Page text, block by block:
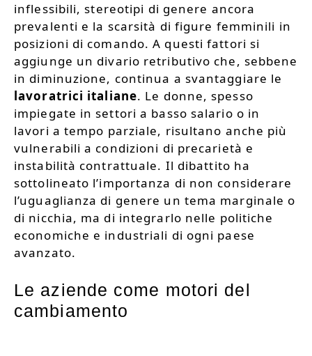
inflessibili, stereotipi di genere ancora
prevalenti e la scarsità di figure femminili in
posizioni di comando. A questi fattori si
aggiunge un divario retributivo che, sebbene
in diminuzione, continua a svantaggiare le
lavoratrici italiane. Le donne, spesso
impiegate in settori a basso salario o in
lavori a tempo parziale, risultano anche più
vulnerabili a condizioni di precarietà e
instabilità contrattuale. Il dibattito ha
sottolineato l’importanza di non considerare
l’uguaglianza di genere un tema marginale o
di nicchia, ma di integrarlo nelle politiche
economiche e industriali di ogni paese
avanzato.
Le aziende come motori del
cambiamento